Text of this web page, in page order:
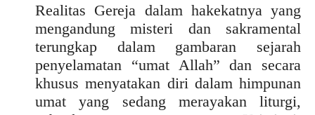
Realitas Gereja dalam hakekatnya yang
mengandung misteri dan sakramental
terungkap dalam gambaran sejarah
penyelamatan “umat Allah” dan secara
khusus menyatakan diri dalam himpunan
umat yang sedang merayakan liturgi,